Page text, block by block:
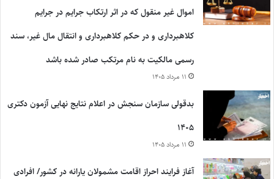
اموال غیر منقول که در اثر ارتکاب جرایم در جرایم
کلاهبرداری و در حکم کلاهبرداری و انتقال مال غیر، سند
رسمی مالکیت به نام مرتکب صادر شده باشد
۱۱ مرداد ۱۴۰۵
بدقولی سازمان سنجش در اعلام نتایج نهایی آزمون دکتری
۱۴۰۵
۱۱ مرداد ۱۴۰۵
آغاز فرایند احراز اقامت مشمولان یارانه در کشور/ افرادی